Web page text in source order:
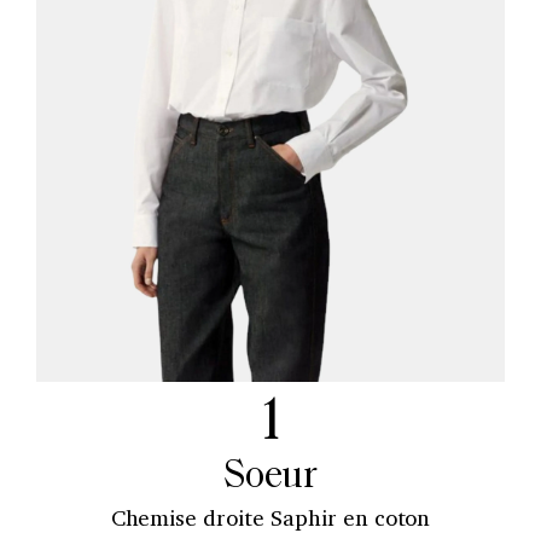
1
Soeur
Chemise droite Saphir en coton